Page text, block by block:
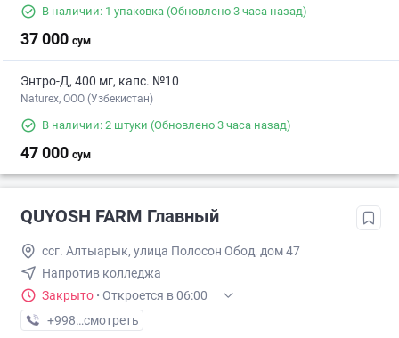
В наличии: 1 упаковка (Обновлено 3 часа назад)
37 000 сум
Энтро-Д, 400 мг, капс. №10
Naturex, OOO (Узбекистан)
В наличии: 2 штуки (Обновлено 3 часа назад)
47 000 сум
QUYOSH FARM Главный
ссг. Алтыарык, улица Полосон Обод, дом 47
Напротив колледжа
Закрыто · Откроется в 06:00
+998 (90) XXX-XX-XX
смотреть